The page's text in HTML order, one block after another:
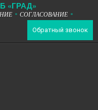
Б «ГРАД»
* СОГЛАСОВАНИЕ *
Обратный звонок